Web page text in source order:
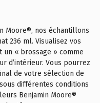
Moore®, nos échantillons
236 ml. Visualisez vos
un « brossage » comme
d’intérieur. Vous pourrez
de votre sélection de
différentes conditions
Benjamin Moore®